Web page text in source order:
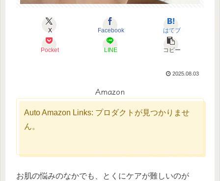
X Facebook はてブ
Pocket LINE コピー
2025.08.03
Amazon
Auto Amazon Links: プロダクトが見つかりませ
ん。
お肌の悩みのなかでも、とくにケアが難しいのが